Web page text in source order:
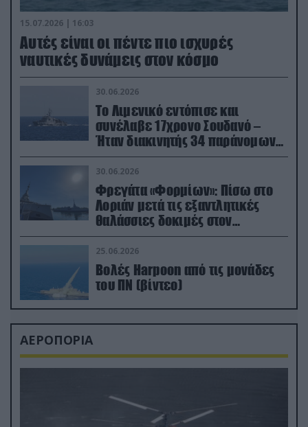
15.07.2026 | 16:03
Aυτές είναι οι πέντε πιο ισχυρές
ναυτικές δυνάμεις στον κόσμο
30.06.2026
Το Λιμενικό εντόπισε και
συνέλαβε 17χρονο Σουδανό –
Ήταν διακινητής 34 παράνομων
μεταναστών
30.06.2026
Φρεγάτα «Φορμίων»: Πίσω στο
Λοριάν μετά τις εξαντλητικές
θαλάσσιες δοκιμές στον
απαιτητικό Βισκαϊκό
25.06.2026
Βολές Harpoon από τις μονάδες
του ΠΝ (βίντεο)
ΑΕΡΟΠΟΡΙΑ